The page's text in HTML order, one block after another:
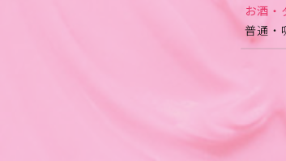
お酒・
普通・